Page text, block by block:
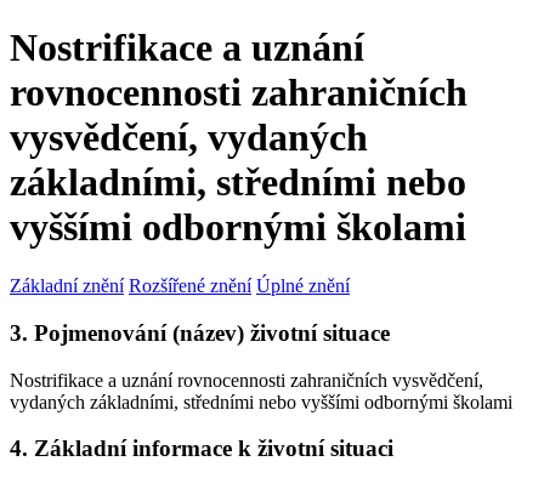
Nostrifikace a uznání
rovnocennosti zahraničních
vysvědčení, vydaných
základními, středními nebo
vyššími odbornými školami
Základní znění Rozšířené znění Úplné znění
3. Pojmenování (název) životní situace
Nostrifikace a uznání rovnocennosti zahraničních vysvědčení,
vydaných základními, středními nebo vyššími odbornými školami
4. Základní informace k životní situaci